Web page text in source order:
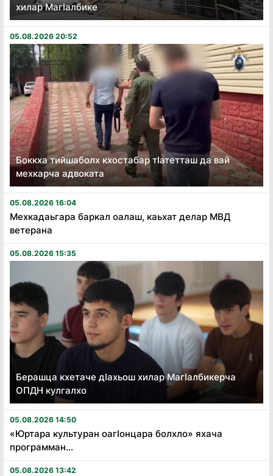
хилар Магӏалбике
05.08.2026 20:52
Боккха тийшаболх кхостабар тӏатетташ да вай
мехкарча адвоката
05.08.2026 16:04
Мехкадаьгара баркал оалаш, каьхат делар МВД
ветерана
05.08.2026 15:35
Берашца кхетаче дӏахьош хилар Магӏалбикерча
ОПДН кулгалхо
05.08.2026 14:50
«Юртара культуран оагӏонцара болхло» яхача
программан...
05.08.2026 13:42